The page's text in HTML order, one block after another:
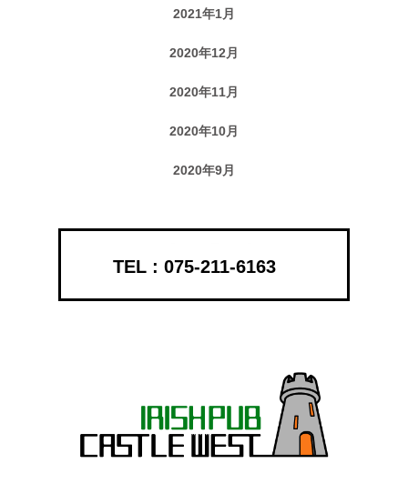
2021年1月
2020年12月
2020年11月
2020年10月
2020年9月
075-211-6163